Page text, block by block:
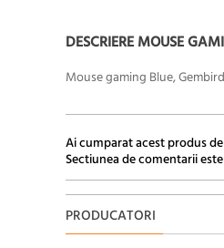
DESCRIERE MOUSE
Mouse gaming Blue,
Ai cumparat acest produs
Sectiunea de comentarii
PRODUCATORI